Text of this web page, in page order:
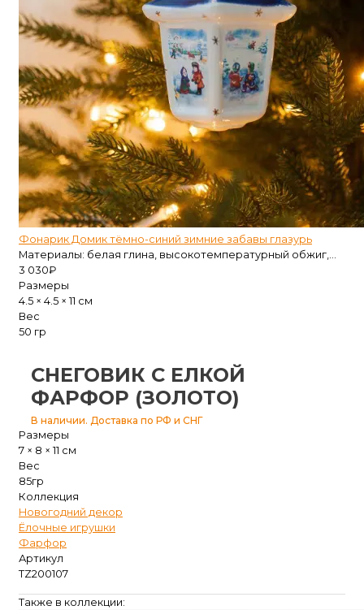
Фонарик Домик тёмно-синий зимние забавы глазурь
Материалы: белая глина, высокотемпературный обжиг,...
3 030₽
Размеры
4.5 × 4.5 × 11 см
Вес
50 гр
СНЕГОВИК С ЕЛКОЙ
ФАРФОР (ЗОЛОТО)
В наличии. Доставка по РФ и СНГ
Размеры
7 × 8 × 11 см
Вес
85гр
Коллекция
Новогодний декор
Ёлочные игрушки
Фарфор
Артикул
TZ200107
Также в коллекции: